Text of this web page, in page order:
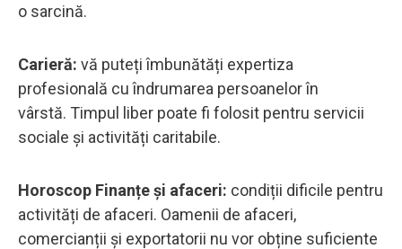
o sarcină.
Carieră: vă puteți îmbunătăți expertiza
profesională cu îndrumarea persoanelor în
vârstă. Timpul liber poate fi folosit pentru servicii
sociale și activități caritabile.
Horoscop Finanțe și afaceri: condiții dificile pentru
activități de afaceri. Oamenii de afaceri,
comercianții și exportatorii nu vor obține suficiente